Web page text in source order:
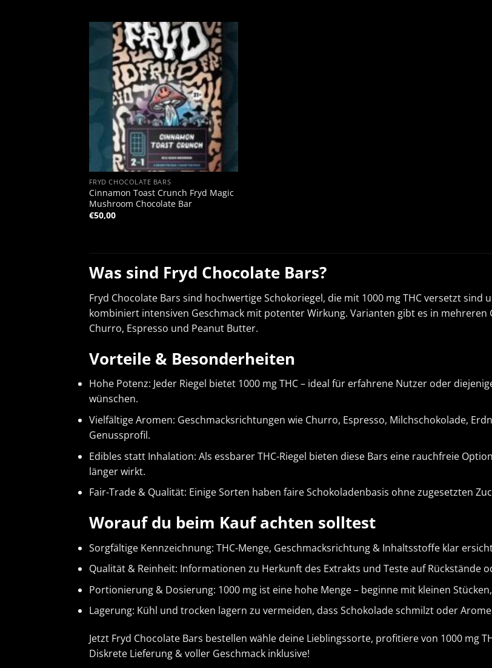
FRYD CHOCOLATE BARS
Cinnamon Toast Crunch Fryd Magic
Mushroom Chocolate Bar
€50,00
Was sind Fryd Chocolate Bars?
Fryd Chocolate Bars sind hochwertige Schokoriegel, die mit 1000 mg THC versetzt sind
kombiniert intensiven Geschmack mit potenter Wirkung. Varianten gibt es in mehreren
Churro, Espresso und Peanut Butter.
Vorteile & Besonderheiten
Hohe Potenz: Jeder Riegel bietet 1000 mg THC – ideal für erfahrene Nutzer oder
wünschen.
Vielfältige Aromen: Geschmacksrichtungen wie Churro, Espresso, Milchschokolade,
Genussprofil.
Edibles statt Inhalation: Als essbarer THC-Riegel bieten diese Bars eine rauchfreie
länger wirkt.
Fair-Trade & Qualität: Einige Sorten haben faire Schokoladenbasis ohne zugesetzten
Worauf du beim Kauf achten solltest
Sorgfältige Kennzeichnung: THC-Menge, Geschmacksrichtung & Inhaltsstoffe klar
Qualität & Reinheit: Informationen zu Herkunft des Extrakts und Teste auf Rückstände
Portionierung & Dosierung: 1000 mg ist eine hohe Menge – beginne mit kleinen
Lagerung: Kühl und trocken lagern zu vermeiden, dass Schokolade schmilzt oder
Jetzt Fryd Chocolate Bars bestellen wähle deine Lieblingssorte, profitiere von 1000 mg
Diskrete Lieferung & voller Geschmack inklusive!